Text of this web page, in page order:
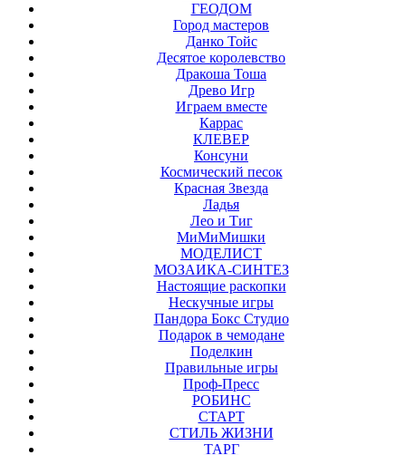
ГЕОДОМ
Город мастеров
Данко Тойс
Десятое королевство
Дракоша Тоша
Древо Игр
Играем вместе
Каррас
КЛЕВЕР
Консуни
Космический песок
Красная Звезда
Ладья
Лео и Тиг
МиМиМишки
МОДЕЛИСТ
МОЗАИКА-СИНТЕЗ
Настоящие раскопки
Нескучные игры
Пандора Бокс Студио
Подарок в чемодане
Поделкин
Правильные игры
Проф-Пресс
РОБИНС
СТАРТ
СТИЛЬ ЖИЗНИ
ТАРГ